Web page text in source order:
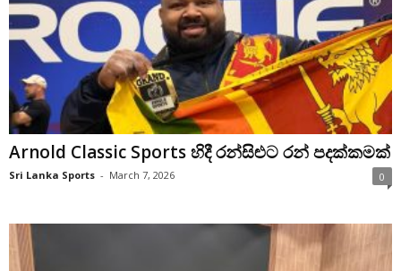
Arnold Classic Sports හිදී රන්සිළුට රන් පදක්කමක්
Sri Lanka Sports - March 7, 2026 0